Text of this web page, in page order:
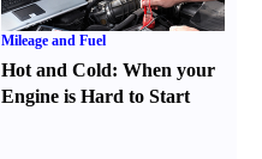
Mileage and Fuel
Hot and Cold:When your
Engine is Hard to Start